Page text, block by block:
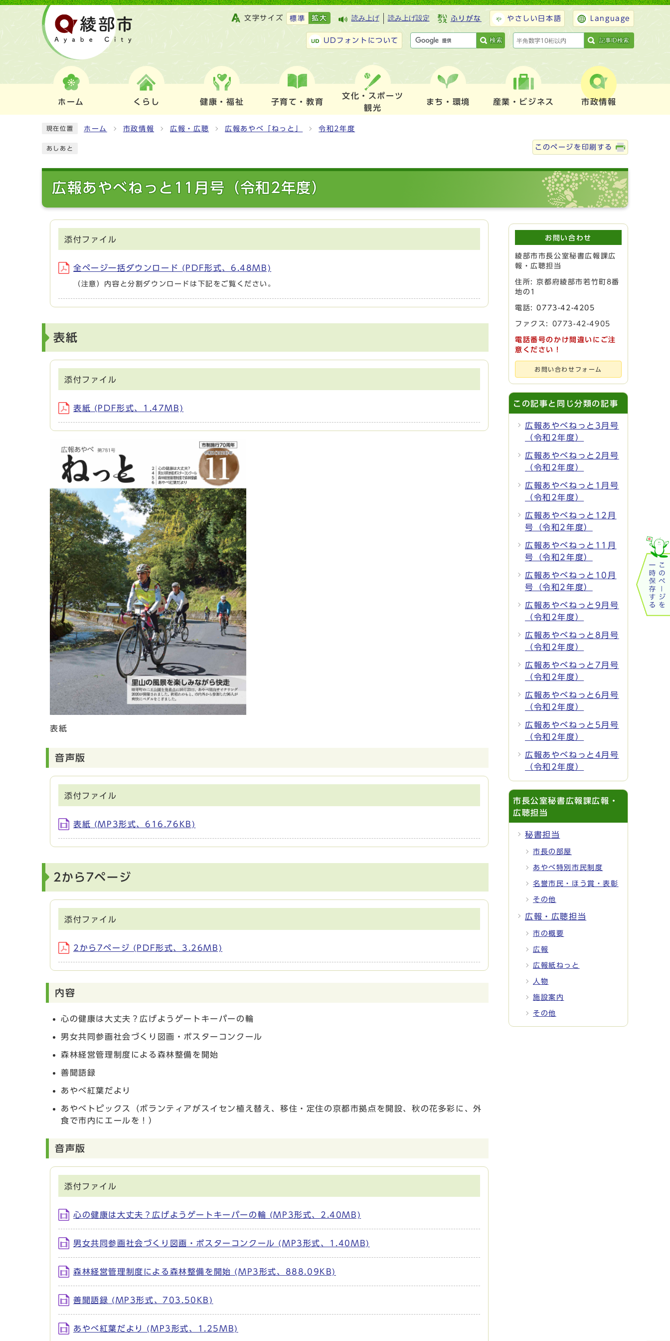
文字サイズ 標準 拡大 読み上げ 読み上げ設定 ふりがな やさしい日本語 Language
UDフォントについて 検索 記事ID検索
ホーム くらし 健康・福祉 子育て・教育
文化・スポーツ
観光
まち・環境 産業・ビジネス 市政情報
現在位置 ホーム 市政情報 広報・広聴 広報あやべ「ねっと」 令和2年度
あしあと このページを印刷する
広報あやべねっと11月号（令和2年度）
添付ファイル
全ページ一括ダウンロード (PDF形式、6.48MB)
（注意）内容と分割ダウンロードは下記をご覧ください。
表紙
添付ファイル
表紙 (PDF形式、1.47MB)
表紙
音声版
添付ファイル
表紙 (MP3形式、616.76KB)
2から7ページ
添付ファイル
2から7ページ (PDF形式、3.26MB)
内容
心の健康は大丈夫？広げようゲートキーパーの輪
男女共同参画社会づくり図画・ポスターコンクール
森林経営管理制度による森林整備を開始
善聞語録
あやべ紅葉だより
あやべトピックス（ボランティアがスイセン植え替え、移住・定住の京都市拠点を開設、秋の花多彩に、外
食で市内にエールを！）
音声版
添付ファイル
心の健康は大丈夫？広げようゲートキーパーの輪 (MP3形式、2.40MB)
男女共同参画社会づくり図画・ポスターコンクール (MP3形式、1.40MB)
森林経営管理制度による森林整備を開始 (MP3形式、888.09KB)
善聞語録 (MP3形式、703.50KB)
あやべ紅葉だより (MP3形式、1.25MB)
お問い合わせ
綾部市市長公室秘書広報課広
報・広聴担当
住所: 京都府綾部市若竹町8番
地の1
電話:0773-42-4205
ファクス: 0773-42-4905
電話番号のかけ間違いにご注
意ください！
お問い合わせフォーム
この記事と同じ分類の記事
広報あやべねっと3月号
（令和2年度）
広報あやべねっと2月号
（令和2年度）
広報あやべねっと1月号
（令和2年度）
広報あやべねっと12月
号（令和2年度）
広報あやべねっと11月
号（令和2年度）
広報あやべねっと10月
号（令和2年度）
広報あやべねっと9月号
（令和2年度）
広報あやべねっと8月号
（令和2年度）
広報あやべねっと7月号
（令和2年度）
広報あやべねっと6月号
（令和2年度）
広報あやべねっと5月号
（令和2年度）
広報あやべねっと4月号
（令和2年度）
市長公室秘書広報課広報・
広聴担当
秘書担当
市長の部屋
あやべ特別市民制度
名誉市民・ほう賞・表彰
その他
広報・広聴担当
市の概要
広報
広報紙ねっと
人物
施設案内
その他